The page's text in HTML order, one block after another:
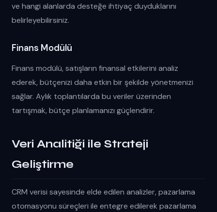
ve hangi alanlarda desteğe ihtiyaç duyduklarını
belirleyebilirsiniz.
Finans Modülü
Finans modülü, satışların finansal etkilerini analiz
ederek, bütçenizi daha etkin bir şekilde yönetmenizi
sağlar. Aylık toplantılarda bu veriler üzerinden
tartışmak, bütçe planlamanızı güçlendirir.
Veri Analitiği ile Strateji
Geliştirme
CRM verisi sayesinde elde edilen analizler, pazarlama
otomasyonu süreçleri ile entegre edilerek pazarlama